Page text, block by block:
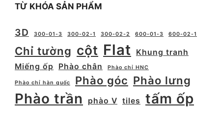
TỪ KHÓA SẢN PHẨM
3D 300-01-3 300-02-1 300-02-2 600-01-3 600-02-1
Chỉ tường cột Flat
Khung tranh
Miếng ốp
Phào chân Phào chỉ HNC
Phào chỉ hàn quốc Phào góc Phào lưng
Phào trần phào V tiles tấm ốp